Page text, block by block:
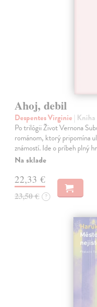
Ahoj, debil
Despentes Virginie | Kniha
Po trilógii Život Vernona
románom, ktorý pripomína
známostí. Ide o príbeh plný
Na sklade
22,33 €
23,50 € ?